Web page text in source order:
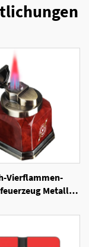
Vierflammen-
Metall-